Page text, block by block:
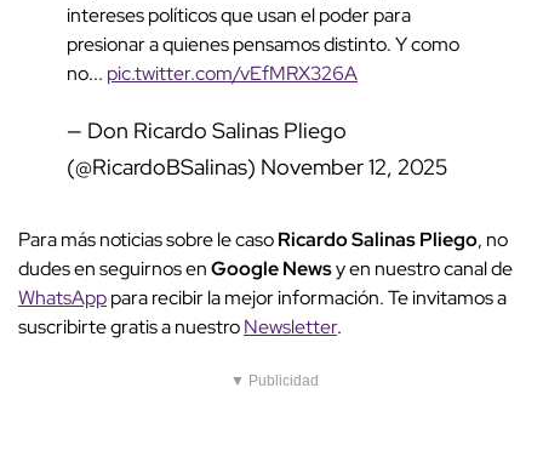
intereses políticos que usan el poder para
presionar a quienes pensamos distinto. Y como
no... pic.twitter.com/vEfMRX326A
— Don Ricardo Salinas Pliego
(@RicardoBSalinas) November 12, 2025
Para más noticias sobre le casoRicardo Salinas Pliego, no
dudes en seguirnos enGoogle Newsy en nuestro canal de
WhatsApppara recibir la mejor información. Te invitamos a
suscribirte gratis a nuestroNewsletter.
▼ Publicidad